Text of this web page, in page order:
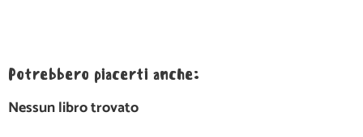
Potrebbero piacerti anche:
Nessun libro trovato